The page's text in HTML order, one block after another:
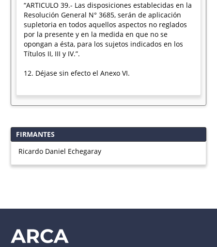
“ARTICULO 39.- Las disposiciones establecidas en la
Resolución General N° 3685, serán de aplicación
supletoria en todos aquellos aspectos no reglados
por la presente y en la medida en que no se
opongan a ésta, para los sujetos indicados en los
Títulos II, III y IV.”.
12. Déjase sin efecto el Anexo VI.
FIRMANTES
Ricardo Daniel Echegaray